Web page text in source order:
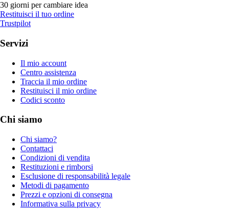
30 giorni per cambiare idea
Restituisci il tuo ordine
Trustpilot
Servizi
Il mio account
Centro assistenza
Traccia il mio ordine
Restituisci il mio ordine
Codici sconto
Chi siamo
Chi siamo?
Contattaci
Condizioni di vendita
Restituzioni e rimborsi
Esclusione di responsabilità legale
Metodi di pagamento
Prezzi e opzioni di consegna
Informativa sulla privacy